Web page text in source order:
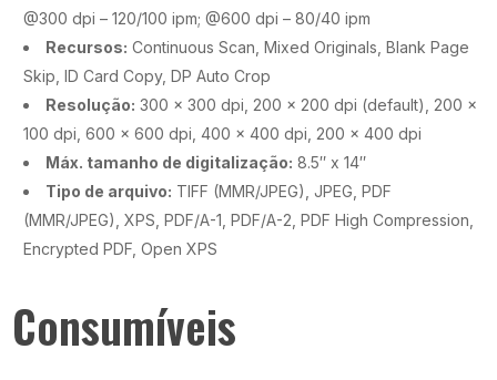
@300 dpi – 120/100 ipm; @600 dpi – 80/40 ipm
Recursos: Continuous Scan, Mixed Originals, Blank Page
Skip, ID Card Copy, DP Auto Crop
Resolução: 300 x 300 dpi, 200 x 200 dpi (default), 200 x
100 dpi, 600 x 600 dpi, 400 x 400 dpi, 200 x 400 dpi
Máx. tamanho de digitalização: 8.5″ x 14″
Tipo de arquivo: TIFF (MMR/JPEG), JPEG, PDF
(MMR/JPEG), XPS, PDF/A-1, PDF/A-2, PDF High Compression,
Encrypted PDF, Open XPS
Consumíveis